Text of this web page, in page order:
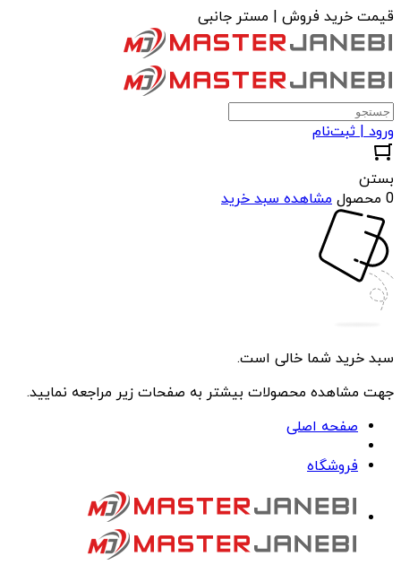
قیمت خرید فروش | مستر جانبی
ورود | ثبت‌نام
بستن
0 محصول
مشاهده سبد خرید
سبد خرید شما خالی است.
جهت مشاهده محصولات بیشتر به صفحات زیر مراجعه نمایید.
صفحه اصلی
فروشگاه